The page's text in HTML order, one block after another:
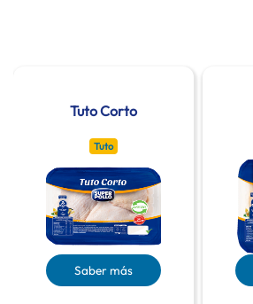
Tuto Corto
Tuto
Saber más